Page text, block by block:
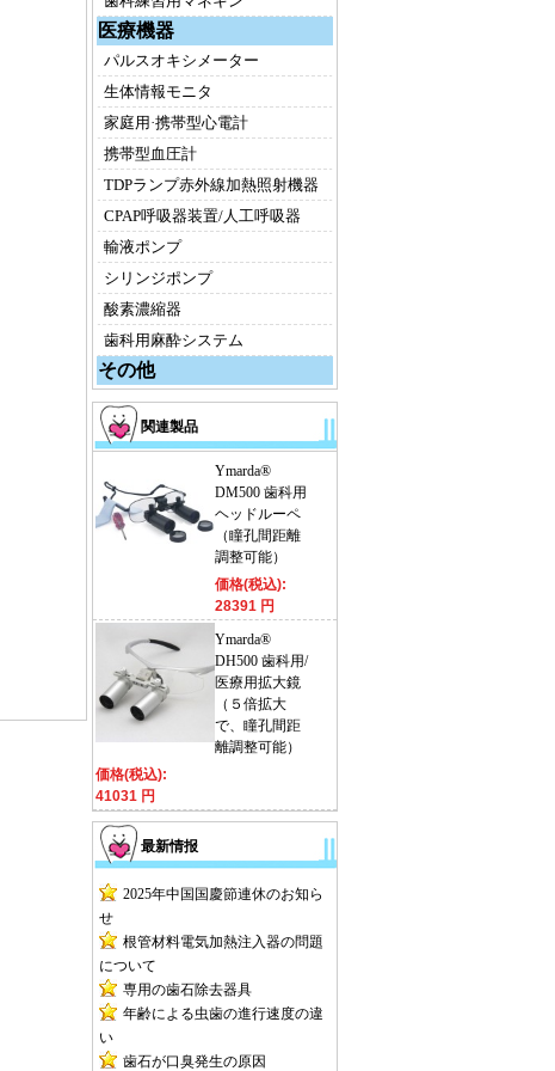
医療機器
パルスオキシメーター
生体情報モニタ
家庭用·携帯型心電計
携帯型血圧計
TDPランプ赤外線加熱照射機器
CPAP呼吸器装置/人工呼吸器
輸液ポンプ
シリンジポンプ
酸素濃縮器
歯科用麻酔システム
その他
関連製品
Ymarda®
DM500 歯科用
ヘッドルーペ
（瞳孔間距離
調整可能）
価格(税込):
28391 円
Ymarda®
DH500 歯科用/
医療用拡大鏡
（５倍拡大
で、瞳孔間距
離調整可能）
価格(税込):
41031 円
最新情报
2025年中国国慶節連休のお知ら
せ
根管材料電気加熱注入器の問題
について
専用の歯石除去器具
年齢による虫歯の進行速度の違
い
歯石が口臭発生の原因